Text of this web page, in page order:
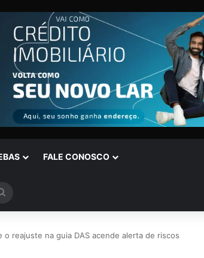
FALE CONOSCO
por
reajuste na guia DAS acende alerta de riscos